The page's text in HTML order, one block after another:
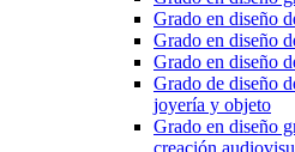
Grado en diseño
Grado en diseño
Grado en diseño
Grado de diseño
joyería y objeto
Grado en diseño
creación